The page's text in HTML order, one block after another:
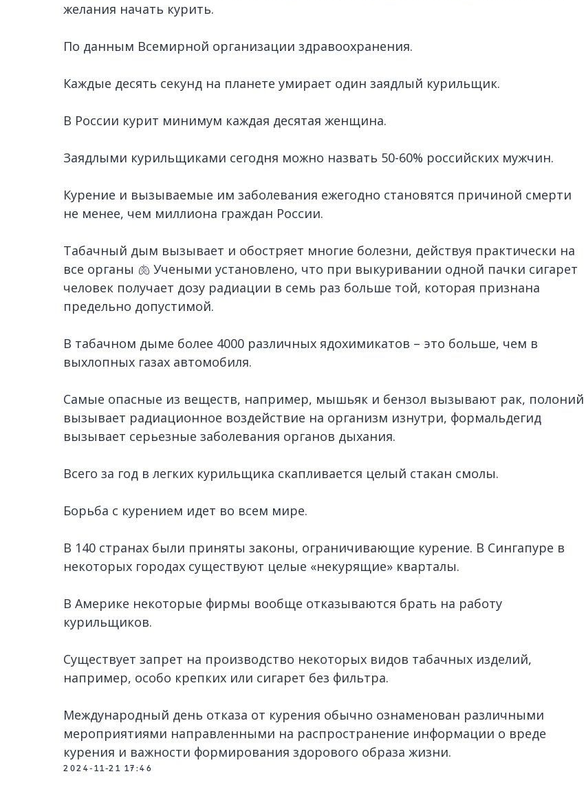
желания начать курить.
По данным Всемирной организации здравоохранения.
Каждые десять секунд на планете умирает один заядлый курильщик.
В России курит минимум каждая десятая женщина.
Заядлыми курильщиками сегодня можно назвать 50-60% российских мужчин.
Курение и вызываемые им заболевания ежегодно становятся причиной смерти
не менее, чем миллиона граждан России.
Табачный дым вызывает и обостряет многие болезни, действуя практически на
все органы 🫁 Учеными установлено, что при выкуривании одной пачки сигарет
человек получает дозу радиации в семь раз больше той, которая признана
предельно допустимой.
В табачном дыме более 4000 различных ядохимикатов – это больше, чем в
выхлопных газах автомобиля.
Самые опасные из веществ, например, мышьяк и бензол вызывают рак, полоний
вызывает радиационное воздействие на организм изнутри, формальдегид
вызывает серьезные заболевания органов дыхания.
Всего за год в легких курильщика скапливается целый стакан смолы.
Борьба с курением идет во всем мире.
В 140 странах были приняты законы, ограничивающие курение. В Сингапуре в
некоторых городах существуют целые «некурящие» кварталы.
В Америке некоторые фирмы вообще отказываются брать на работу
курильщиков.
Существует запрет на производство некоторых видов табачных изделий,
например, особо крепких или сигарет без фильтра.
Международный день отказа от курения обычно ознаменован различными
мероприятиями направленными на распространение информации о вреде
курения и важности формирования здорового образа жизни.
2024-11-21 17:46